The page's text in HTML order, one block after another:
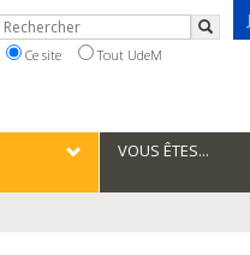
Rechercher
Ce site Tout UdeM
VOUS ÊTES...